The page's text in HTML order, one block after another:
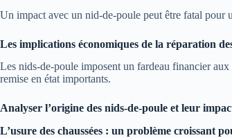
Un impact avec un nid-de-poule peut être fatal pour
Les implications économiques de la réparation
Les nids-de-poule imposent un fardeau financier
remise en état importants.
Analyser l’origine des nids-de-poule et leur
L’usure des chaussées : un problème croissant